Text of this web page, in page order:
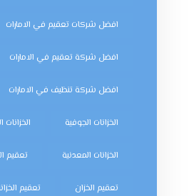
افضل شركات تعقيم في الامارات
افضل شركة تعقيم في الامارات
افضل شركة تنظيف في الامارات
الخزانات الجوفية الخزانات
الخزانات المعدنية تعقيم
تعقيم الخزان تعقيم